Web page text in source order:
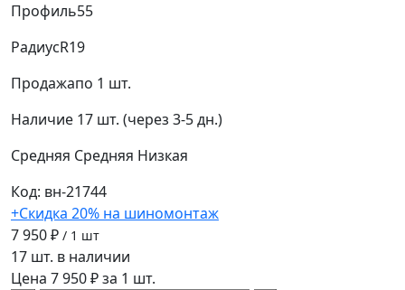
Профиль55
РадиусR19
Продажапо 1 шт.
Наличие 17 шт. (через 3-5 дн.)
Средняя Средняя Низкая
Код: вн-21744
+Скидка 20% на шиномонтаж
7 950 ₽ / 1 шт
17 шт. в наличии
Цена 7 950 ₽ за 1 шт.